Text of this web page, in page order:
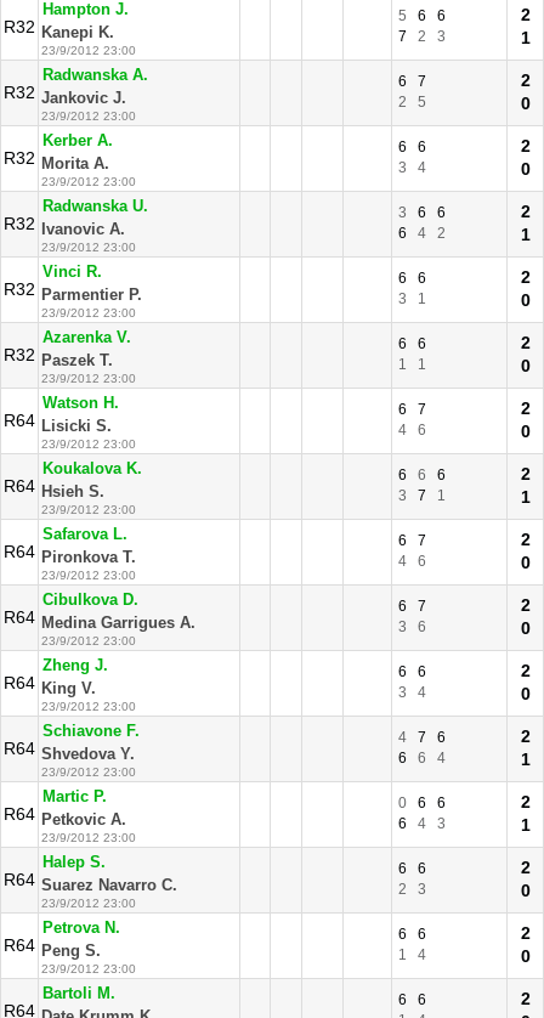
R32
Hampton J.
Kanepi K.
23/9/2012 23:00
5 6
6
7
2 3
2
1
R32
Radwanska A.
Jankovic J.
23/9/2012 23:00
6
7
2
5
2
0
R32
Kerber A.
Morita A.
23/9/2012 23:00
6
6
3
4
2
0
R32
Radwanska U.
Ivanovic A.
23/9/2012 23:00
3 6
6
6
4 2
2
1
R32
Vinci R.
Parmentier P.
23/9/2012 23:00
6
6
3
1
2
0
R32
Azarenka V.
Paszek T.
23/9/2012 23:00
6
6
1
1
2
0
R64
Watson H.
Lisicki S.
23/9/2012 23:00
6
7
4
6
2
0
R64
Koukalova K.
Hsieh S.
23/9/2012 23:00
6 6
6
3
7 1
2
1
R64
Safarova L.
Pironkova T.
23/9/2012 23:00
6
7
4
6
2
0
R64
Cibulkova D.
Medina Garrigues A.
23/9/2012 23:00
6
7
3
6
2
0
R64
Zheng J.
King V.
23/9/2012 23:00
6
6
3
4
2
0
R64
Schiavone F.
Shvedova Y.
23/9/2012 23:00
4 7
6
6
6 4
2
1
R64
Martic P.
Petkovic A.
23/9/2012 23:00
0 6
6
6
4 3
2
1
R64
Halep S.
Suarez Navarro C.
23/9/2012 23:00
6
6
2
3
2
0
R64
Petrova N.
Peng S.
23/9/2012 23:00
6
6
1
4
2
0
R64
Bartoli M.
6
6
2